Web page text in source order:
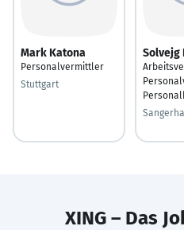
Mark Katona
Personalvermittler
Stuttgart
Solvejg
XING – Das